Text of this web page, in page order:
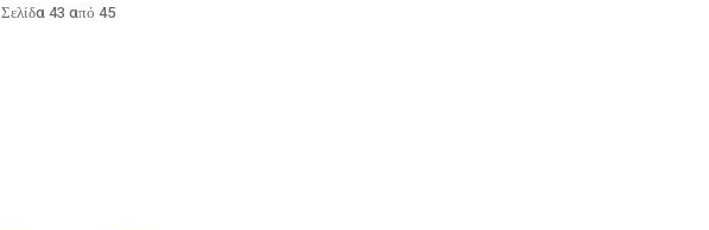
Σελίδα 43 από 45